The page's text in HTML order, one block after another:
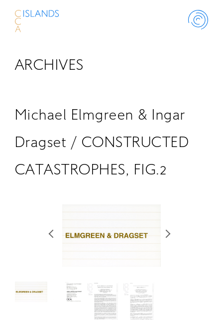
ABOUT
THINK ISLANDS
LIBRARY
RETRACE
ARCHIVES
Michael Elmgreen & Ingar
Dragset / CONSTRUCTED
CATASTROPHES, FIG.2